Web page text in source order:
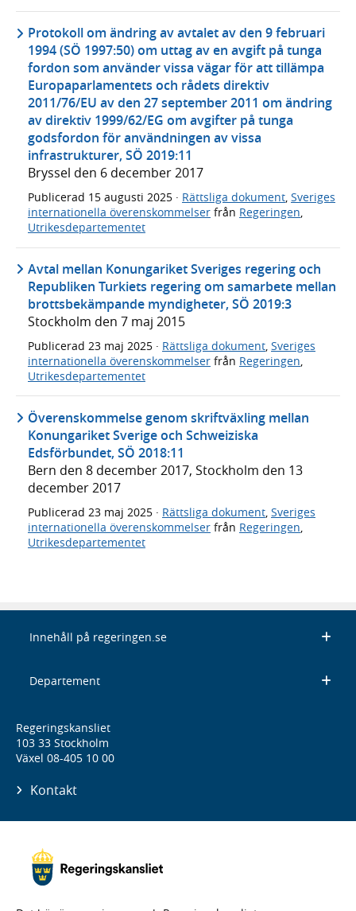
Protokoll om ändring av avtalet av den 9 februari
1994 (SÖ 1997:50) om uttag av en avgift på tunga
fordon som använder vissa vägar för att tillämpa
Europaparlamentets och rådets direktiv
2011/76/EU av den 27 september 2011 om ändring
av direktiv 1999/62/EG om avgifter på tunga
godsfordon för användningen av vissa
infrastrukturer, SÖ 2019:11
Bryssel den 6 december 2017
Publicerad 15 augusti 2025 · Rättsliga dokument, Sveriges
internationella överenskommelser från Regeringen,
Utrikesdepartementet
Avtal mellan Konungariket Sveriges regering och
Republiken Turkiets regering om samarbete mellan
brottsbekämpande myndigheter, SÖ 2019:3
Stockholm den 7 maj 2015
Publicerad 23 maj 2025 · Rättsliga dokument, Sveriges
internationella överenskommelser från Regeringen,
Utrikesdepartementet
Överenskommelse genom skriftväxling mellan
Konungariket Sverige och Schweiziska
Edsförbundet, SÖ 2018:11
Bern den 8 december 2017, Stockholm den 13
december 2017
Publicerad 23 maj 2025 · Rättsliga dokument Sveriges
internationella överenskommelser från Regeringen
Utrikesdepartementet
Innehåll på regeringen.se
Departement
Regeringskansliet
103 33 Stockholm
Växel 08-405 10 00
Kontakt